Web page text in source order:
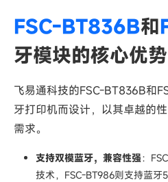
FSC-BT836B和
牙模块的核心优势
飞易通科技的FSC-BT836B和
牙打印机而设计，以其卓越的
需求。
支持双模蓝牙，兼容性强：
技术，FSC-BT986则支持蓝牙